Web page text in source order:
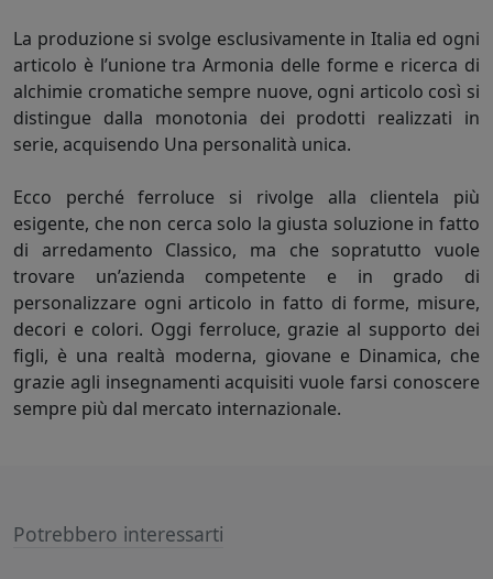
La produzione si svolge esclusivamente in Italia ed ogni
articolo è l’unione tra Armonia delle forme e ricerca di
alchimie cromatiche sempre nuove, ogni articolo così si
distingue dalla monotonia dei prodotti realizzati in
serie, acquisendo Una personalità unica.
Ecco perché ferroluce si rivolge alla clientela più
esigente, che non cerca solo la giusta soluzione in fatto
di arredamento Classico, ma che sopratutto vuole
trovare un’azienda competente e in grado di
personalizzare ogni articolo in fatto di forme, misure,
decori e colori. Oggi ferroluce, grazie al supporto dei
figli, è una realtà moderna, giovane e Dinamica, che
grazie agli insegnamenti acquisiti vuole farsi conoscere
sempre più dal mercato internazionale.
Potrebbero interessarti